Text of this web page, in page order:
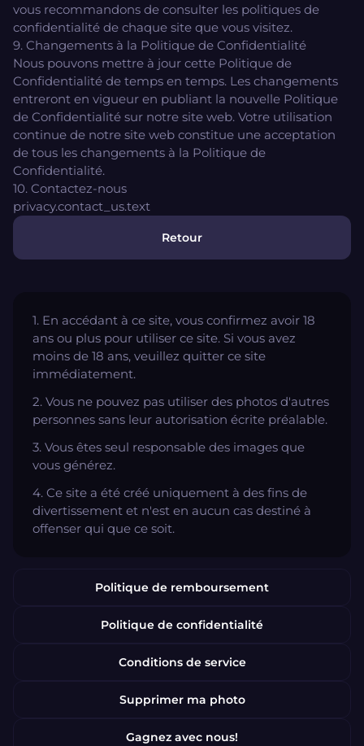
vous recommandons de consulter les politiques de
confidentialité de chaque site que vous visitez.
9. Changements à la Politique de Confidentialité
Nous pouvons mettre à jour cette Politique de
Confidentialité de temps en temps. Les changements
entreront en vigueur en publiant la nouvelle Politique
de Confidentialité sur notre site web. Votre utilisation
continue de notre site web constitue une acceptation
de tous les changements à la Politique de
Confidentialité.
10. Contactez-nous
privacy.contact_us.text
Retour
1. En accédant à ce site, vous confirmez avoir 18
ans ou plus pour utiliser ce site. Si vous avez
moins de 18 ans, veuillez quitter ce site
immédiatement.
2. Vous ne pouvez pas utiliser des photos d'autres
personnes sans leur autorisation écrite préalable.
3. Vous êtes seul responsable des images que
vous générez.
4. Ce site a été créé uniquement à des fins de
divertissement et n'est en aucun cas destiné à
offenser qui que ce soit.
Politique de remboursement
Politique de confidentialité
Conditions de service
Supprimer ma photo
Gagnez avec nous!